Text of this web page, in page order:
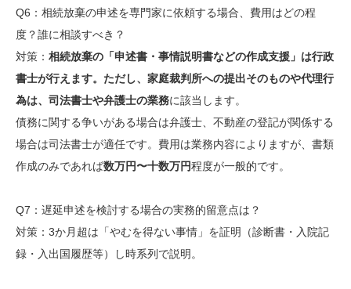
Q6：相続放棄の申述を専門家に依頼する場合、費用はどの程
度？誰に相談すべき？
対策： 相続放棄の「申述書・事情説明書などの作成支援」は行政
書士が行えます。ただし、家庭裁判所への提出そのものや代理行
為は、司法書士や弁護士の業務に該当します。
債務に関する争いがある場合は弁護士、不動産の登記が関係する
場合は司法書士が適任です。費用は業務内容によりますが、書類
作成のみであれば数万円〜十数万円程度が一般的です。
Q7：遅延申述を検討する場合の実務的留意点は？
対策：3か月超は「やむを得ない事情」を証明（診断書・入院記
録・入出国履歴等）し時系列で説明。